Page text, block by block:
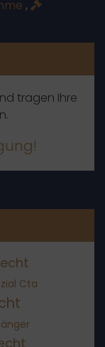
,
tragen Ihre
Cta